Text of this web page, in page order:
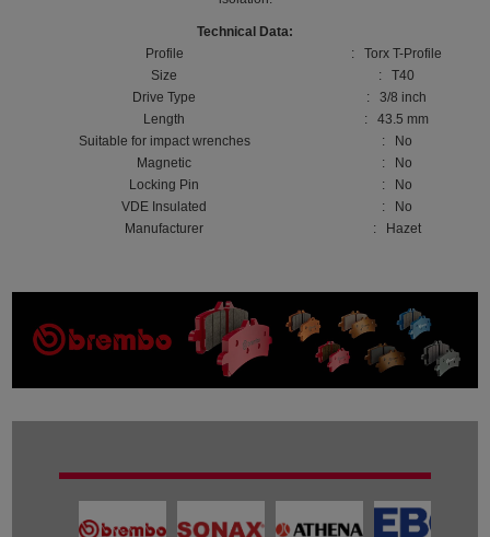
Technical Data:
Profile
: Torx T-Profile
Size
: T40
Drive Type
: 3/8 inch
Length
: 43.5 mm
Suitable for impact wrenches
: No
Magnetic
: No
Locking Pin
: No
VDE Insulated
: No
Manufacturer
: Hazet